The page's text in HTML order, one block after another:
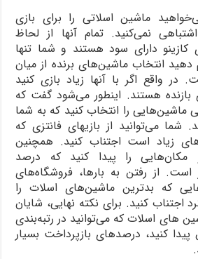
ماشین اسلاتی را برای بازی
نمی‌کنید. تمام آنها از لحاظ
دارای سود هستند و شما تنها
دهید انتخاب ماشین‌های برنده از میان
در واقع اگر با آنها زیاد بازی کنید
هستند. اینطور می‌شود گفت که
ماشین‌هایی را انتخاب کنید که به شما
شما می‌توانید از بازیهای فانتزی که
زیاد است اجتناب کنید. همچنین
و مکان‌هایی را پیدا کنید که درصد
است. از رفتن به بارها، فروشگاه‌های
که بدترین ماشین‌های اسلات را
اجتناب کنید. برای نکته نهایی، شایان
های اسلات که می‌توانید در رتبه‌بندی
پیدا کنید، درصدهای بازپرداخت بسیار